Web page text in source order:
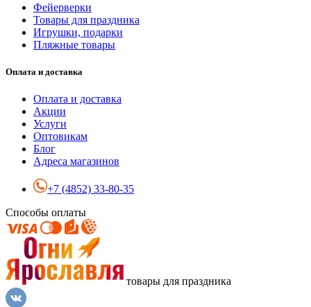
Фейерверки
Товары для праздника
Игрушки, подарки
Пляжные товары
Оплата и доставка
Оплата и доставка
Акции
Услуги
Оптовикам
Блог
Адреса магазинов
+7 (4852) 33-80-35
Способы оплаты
товары для праздника